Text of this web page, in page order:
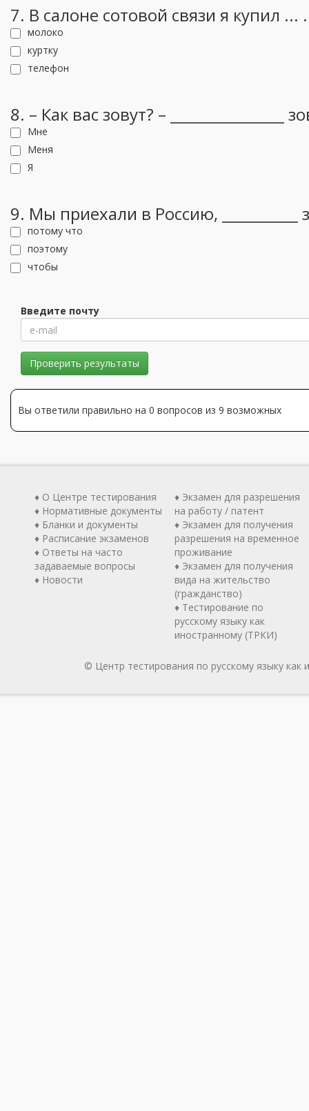
7. В салоне сотовой связи я купил ... .
молоко
куртку
телефон
8. – Как вас зовут? – _______________
Мне
Меня
Я
9. Мы приехали в Россию, __________
потому что
поэтому
чтобы
Введите почту
Проверить результаты
Вы ответили правильно на 0 вопросов из 9 возможных
♦ О Центре тестирования
♦ Нормативные документы
♦ Бланки и документы
♦ Расписание экзаменов
♦ Ответы на часто
задаваемые вопросы
♦ Новости
♦ Экзамен для разрешения
на работу / патент
♦ Экзамен для получения
разрешения на временное
проживание
♦ Экзамен для получения
вида на жительство
(гражданство)
♦ Тестирование по
русскому языку как
иностранному (ТРКИ)
© Центр тестирования по русскому языку как